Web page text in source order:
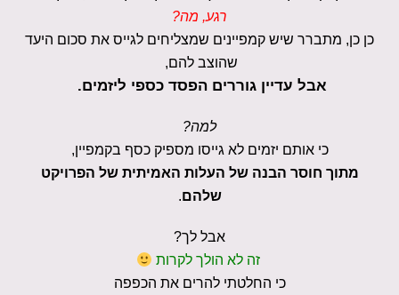
רגע, מה?
כן כן, מתברר שיש קמפיינים שמצליחים לגייס את סכום היעד
שהוצב להם,
אבל עדיין גוררים הפסד כספי ליזמים.
למה?
כי אותם יזמים לא גייסו מספיק כסף בקמפיין,
מתוך חוסר הבנה של העלות האמיתית של הפרויקט
שלהם.
אבל לך?
זה לא הולך לקרות
כי החלטתי להרים את הכפפה